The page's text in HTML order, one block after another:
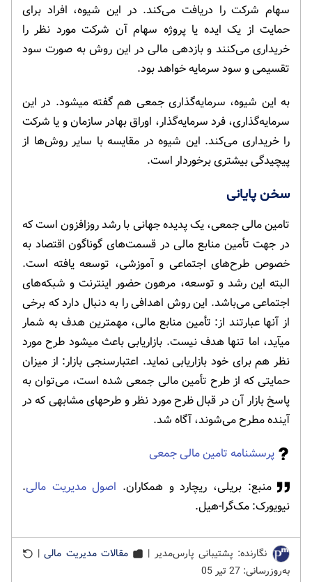
سهام شرکت را دریافت می‌­کند. در این شیوه، افراد برای
حمایت از یک ایده یا پروژه سهام آن شرکت مورد نظر را
خریداری می­‌کنند و بازدهی مالی در این روش به صورت سود
تقسیمی و سود سرمایه خواهد بود.
به این شیوه، سرمایه­‌گذاری جمعی هم گفته می­شود. در این
سرمایه‌گذاری، فرد سرمایه­‌گذار، اوراق بهادر سازمان و یا شرکت
را خریداری می­‌کند. این شیوه در مقایسه با سایر روش­‌ها از
پیچیدگی بیشتری برخوردار است.
سخن پایانی
تامین مالی جمعی، یک پدیده­ جهانی با رشد روزافزون است که
در جهت تأمین منابع مالی در قسمت­‌های گوناگون اقتصاد به
خصوص طرح­‌های اجتماعی و آموزشی، توسعه یافته است.
البته این رشد و توسعه، مرهون حضور اینترنت و شبکه‌­های
اجتماعی می­‌باشد. این روش اهدافی را به دنبال دارد که برخی
از آن­ها عبارتند از: تأمین منابع مالی، مهمترین هدف به شمار
می­آید، اما تنها هدف نیست. بازاریابی باعث می­شود طرح مورد
نظر هم برای خود بازاریابی نماید. اعتبارسنجی بازار: از میزان
حمایتی که از طرح تأمین مالی جمعی شده است، می­‌توان به
پاسخ بازار آن در قبال ظرح مورد نظر و طرح­های مشابهی که در
آینده مطرح می‌­شوند، آگاه شد.
پرسشنامه تامین مالی جمعی
منبع: بریلی، ریچارد و همکاران. اصول مدیریت مالی.
نیویورک: مک‌گرا-هیل.
نگارنده: پشتیبانی پارس‌مدیر | مقالات مدیریت مالی|
به‌روزرسانی: 27 تیر 05